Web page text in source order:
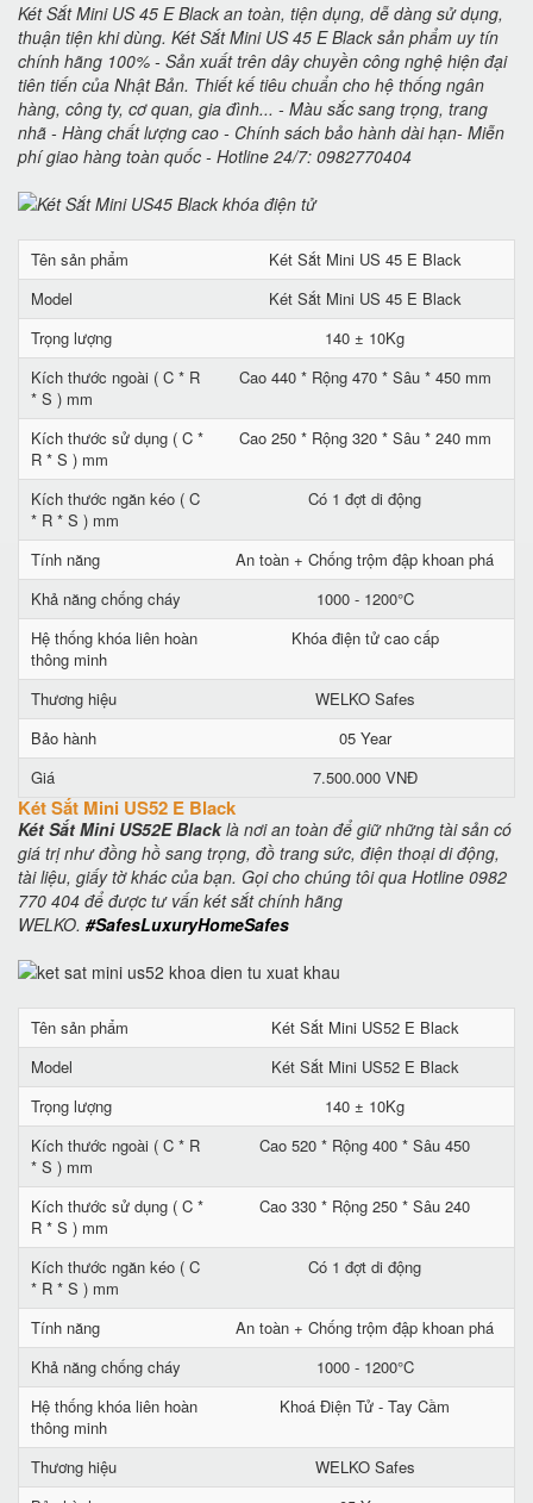
Két Sắt Mini US 45 E Black an toàn, tiện dụng, dễ dàng sử dụng,
thuận tiện khi dùng. Két Sắt Mini US 45 E Black sản phẩm uy tín
chính hãng 100% - Sản xuất trên dây chuyền công nghệ hiện đại
tiên tiến của Nhật Bản. Thiết kế tiêu chuẩn cho hệ thống ngân
hàng, công ty, cơ quan, gia đình... - Màu sắc sang trọng, trang
nhã - Hàng chất lượng cao - Chính sách bảo hành dài hạn- Miễn
phí giao hàng toàn quốc - Hotline 24/7: 0982770404
Tên sản phẩm
Két Sắt Mini US 45 E Black
Model
Két Sắt Mini US 45 E Black
Trọng lượng
140 ± 10Kg
Kích thước ngoài ( C * R
* S ) mm
Cao 440 * Rộng 470 * Sâu * 450 mm
Kích thước sử dụng ( C *
R * S ) mm
Cao 250 * Rộng 320 * Sâu * 240 mm
Kích thước ngăn kéo ( C
* R * S ) mm
Có 1 đợt di động
Tính năng
An toàn + Chống trộm đập khoan phá
Khả năng chống cháy
1000 - 1200°C
Hệ thống khóa liên hoàn
thông minh
Khóa điện tử cao cấp
Thương hiệu
WELKO Safes
Bảo hành
05 Year
Giá
7.500.000 VNĐ
Két Sắt Mini US52 E Black
Két Sắt Mini US52E Blacklà nơi an toàn để giữ những tài sản có
giá trị như đồng hồ sang trọng, đồ trang sức, điện thoại di động,
tài liệu, giấy tờ khác của bạn. Gọi cho chúng tôi qua Hotline 0982
770 404 để được tư vấn két sắt chính hãng
WELKO. #SafesLuxuryHomeSafes
Tên sản phẩm
Két Sắt Mini US52 E Black
Model
Két Sắt Mini US52 E Black
Trọng lượng
140 ± 10Kg
Kích thước ngoài ( C * R
* S ) mm
Cao 520 * Rộng 400 * Sâu 450
Kích thước sử dụng ( C *
R * S ) mm
Cao 330 * Rộng 250 * Sâu 240
Kích thước ngăn kéo ( C
* R * S ) mm
Có 1 đợt di động
Tính năng
An toàn + Chống trộm đập khoan phá
Khả năng chống cháy
1000 - 1200°C
Hệ thống khóa liên hoàn
thông minh
Khoá Điện Tử - Tay Cầm
Thương hiệu
WELKO Safes